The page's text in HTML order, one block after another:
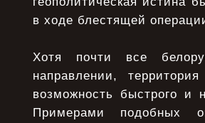
в ходе блестящей
Хотя почти все
направлении,
возможность быстрого и
Примерами подобных